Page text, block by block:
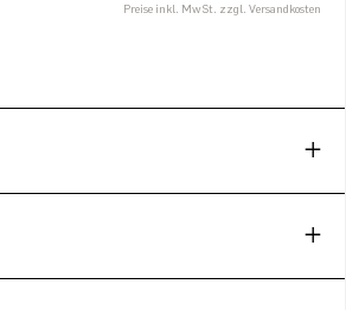
Preise inkl. MwSt. zzgl. Versandkosten